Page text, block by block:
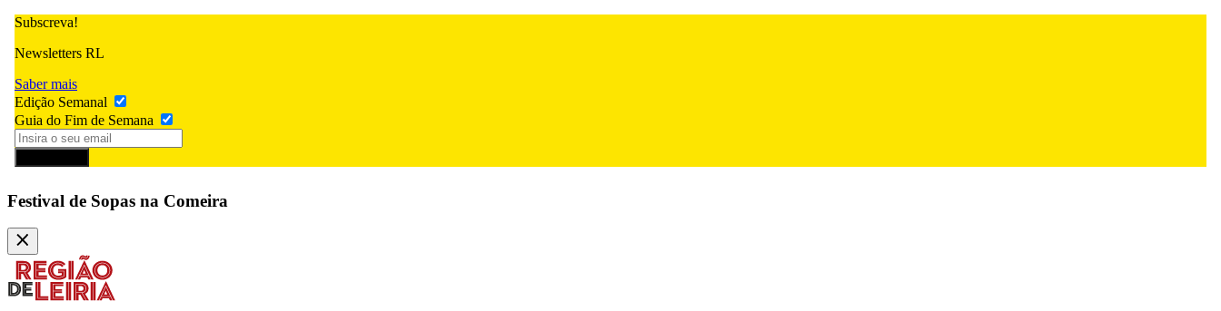
Subscreva!
Newsletters RL
Saber mais
Edição Semanal
Guia do Fim de Semana
Festival de Sopas na Comeira